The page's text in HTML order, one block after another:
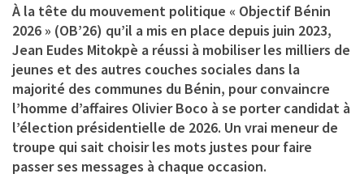
À la tête du mouvement politique « Objectif Bénin
2026 » (OB’26) qu’il a mis en place depuis juin 2023,
Jean Eudes Mitokpè a réussi à mobiliser les milliers de
jeunes et des autres couches sociales dans la
majorité des communes du Bénin, pour convaincre
l’homme d’affaires Olivier Boco à se porter candidat à
l’élection présidentielle de 2026. Un vrai meneur de
troupe qui sait choisir les mots justes pour faire
passer ses messages à chaque occasion.